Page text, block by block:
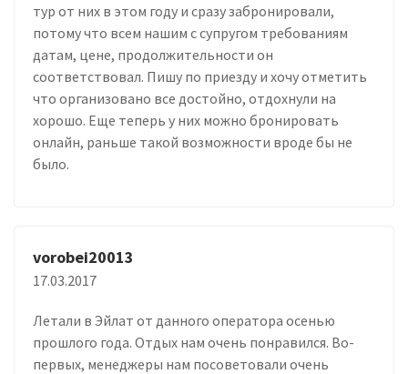
тур от них в этом году и сразу забронировали,
потому что всем нашим с супругом требованиям
датам, цене, продолжительности он
соответствовал. Пишу по приезду и хочу отметить
что организовано все достойно, отдохнули на
хорошо. Еще теперь у них можно бронировать
онлайн, раньше такой возможности вроде бы не
было.
vorobei20013
17.03.2017
Летали в Эйлат от данного оператора осенью
прошлого года. Отдых нам очень понравился. Во-
первых, менеджеры нам посоветовали очень